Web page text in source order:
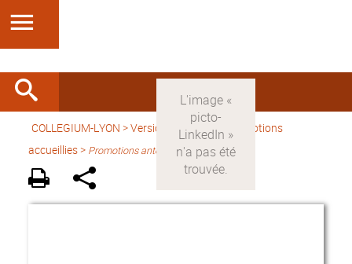
COLLEGIUM-LYON >Version française> Promotions
accueillies > Promotions antérieures